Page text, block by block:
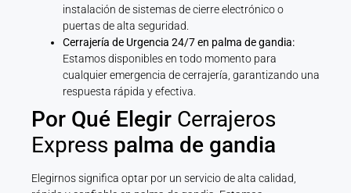
instalación de sistemas de cierre electrónico o
puertas de alta seguridad.
Cerrajería de Urgencia 24/7 en palma de gandia:
Estamos disponibles en todo momento para
cualquier emergencia de cerrajería, garantizando una
respuesta rápida y efectiva.
Por Qué Elegir Cerrajeros
Express palma de gandia
Elegirnos significa optar por un servicio de alta calidad,